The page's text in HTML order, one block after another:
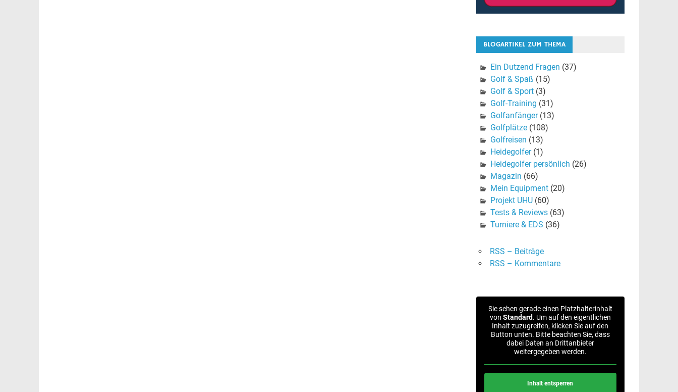
BLOGARTIKEL ZUM THEMA
Ein Dutzend Fragen (37)
Golf & Spaß (15)
Golf & Sport(3)
Golf-Training (31)
Golfanfänger(13)
Golfplätze(108)
Golfreisen (13)
Heidegolfer(1)
Heidegolfer persönlich (26)
Magazin (66)
Mein Equipment(20)
Projekt UHU(60)
Tests & Reviews(63)
Turniere & EDS (36)
RSS – Beiträge
RSS – Kommentare
Sie sehen gerade einen Platzhalterinhalt
von Standard. Um auf den eigentlichen
Inhalt zuzugreifen, klicken Sie auf den
Button unten. Bitte beachten Sie, dass
dabei Daten an Drittanbieter
weitergegeben werden.
Inhalt entsperren